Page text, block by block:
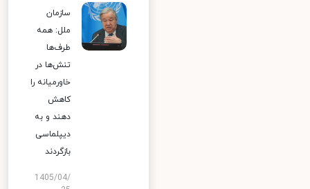
سازمان
ملل: همه
طرف‌ها
تنش‌ها در
خاورمیانه را
کاهش
دهند و به
دیپلماسی
بازگردند
1405/04/